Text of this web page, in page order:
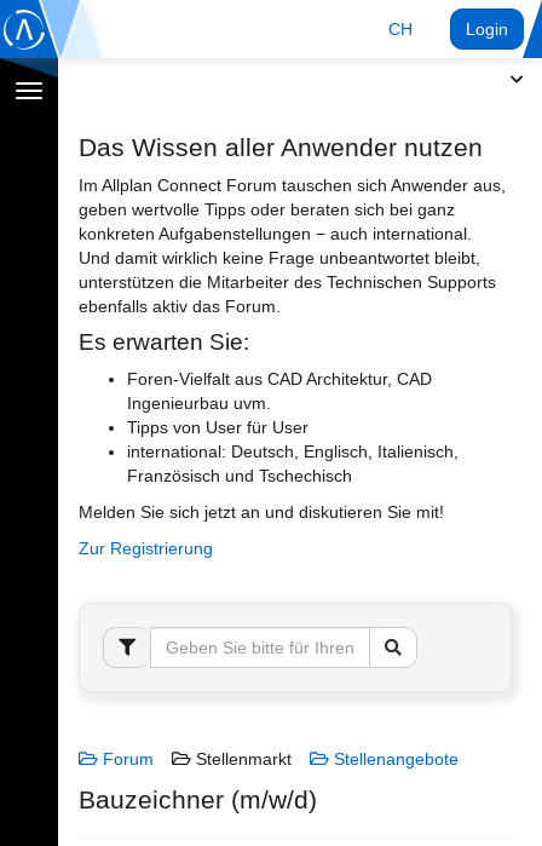
CH Login
Navigation
Das Wissen aller Anwender nutzen
Im Allplan Connect Forum tauschen sich Anwender aus,
geben wertvolle Tipps oder beraten sich bei ganz
konkreten Aufgabenstellungen − auch international.
Und damit wirklich keine Frage unbeantwortet bleibt,
unterstützen die Mitarbeiter des Technischen Supports
ebenfalls aktiv das Forum.
Es erwarten Sie:
Foren-Vielfalt aus CAD Architektur, CAD
Ingenieurbau uvm.
Tipps von User für User
international: Deutsch, Englisch, Italienisch,
Französisch und Tschechisch
Melden Sie sich jetzt an und diskutieren Sie mit!
Zur Registrierung
Forum Stellenmarkt Stellenangebote
Bauzeichner (m/w/d)